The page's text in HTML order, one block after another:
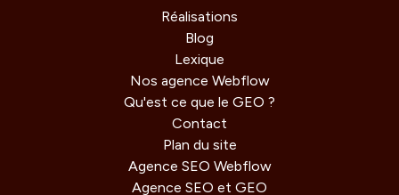
Réalisations
Blog
Lexique
Nos agence Webflow
Qu'est ce que le GEO ?
Contact
Plan du site
Agence SEO Webflow
Agence SEO et GEO